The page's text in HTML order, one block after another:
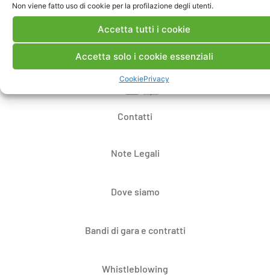
Non viene fatto uso di cookie per la profilazione degli utenti.
Accetta tutti i cookie
Accetta solo i cookie essenziali
CookiePrivacy
Contatti
Note Legali
Dove siamo
Bandi di gara e contratti
Whistleblowing